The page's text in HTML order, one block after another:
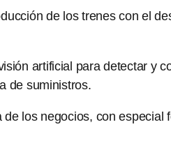
de los trenes con el
artificial para detectar y
de suministros.
los negocios, con especial